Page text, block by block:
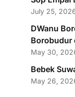
July 25,
DWanu
Borobudur
May 30,
Bebek
May 26,